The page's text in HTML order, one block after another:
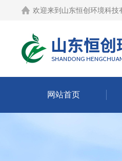
欢迎来到 山东恒创环境科技
网站首页